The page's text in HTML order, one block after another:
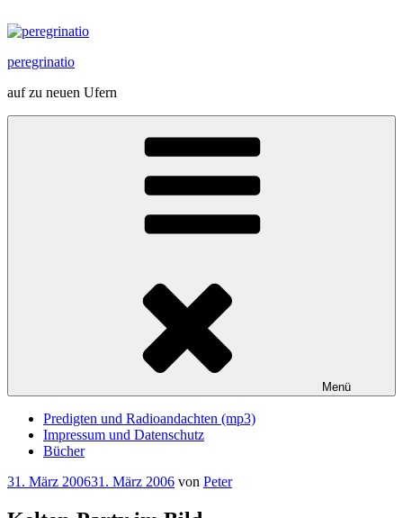
Inhalt
peregrinatio
auf zu neuen Ufern
Menü
Predigten und Radioandachten (mp3)
Impressum und Datenschutz
Bücher
Veröffentlicht
31. März 200631. März 2006 von Peter